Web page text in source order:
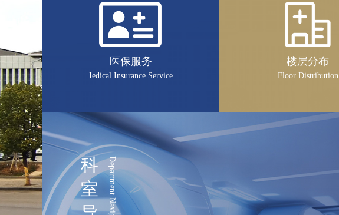
医保服务
Iedical Insurance Service
楼层分布
Floor Distribution
科
室 Department Navigation